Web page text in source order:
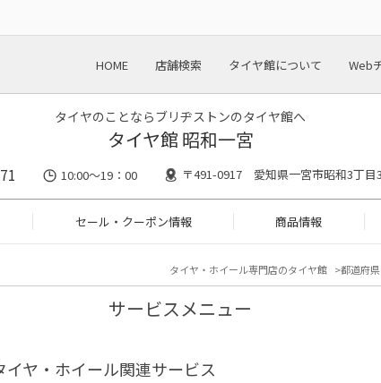
HOME 店舗検索 タイヤ館について Web
タイヤのことならブリヂストンのタイヤ館へ
タイヤ館 昭和一宮
10:00～19：00 〒491-0917 愛知県一宮市昭和3丁
セール・クーポン情報 商品情報
タイヤ・ホイール専門店のタイヤ館 都道府
サービスメニュー
イヤ・ホイール関連サービス